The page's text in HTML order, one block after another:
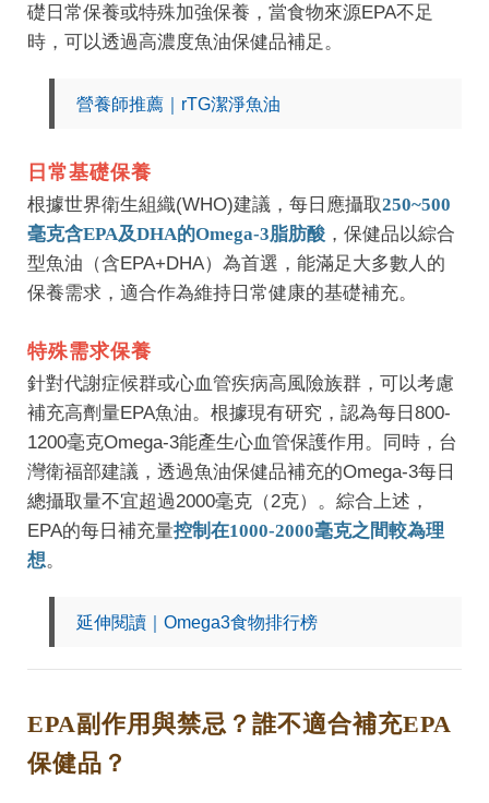
礎日常保養或特殊加強保養，當食物來源EPA不足
時，可以透過高濃度魚油保健品補足。
營養師推薦｜rTG潔淨魚油
日常基礎保養
根據世界衛生組織(WHO)建議，每日應攝取250~500
毫克含EPA及DHA的Omega-3脂肪酸 ，保健品以綜合
型魚油（含EPA+DHA）為首選，能滿足大多數人的
保養需求，適合作為維持日常健康的基礎補充。
特殊需求保養
針對代謝症候群或心血管疾病高風險族群，可以考慮
補充高劑量EPA魚油。根據現有研究，認為每日800-
1200毫克Omega-3能產生心血管保護作用。同時，台
灣衛福部建議，透過魚油保健品補充的Omega-3每日
總攝取量不宜超過2000毫克（2克）。綜合上述，
EPA的每日補充量控制在1000-2000毫克之間較為理
想。
延伸閱讀｜Omega3食物排行榜
EPA副作用與禁忌？誰不適合補充EPA
保健品？